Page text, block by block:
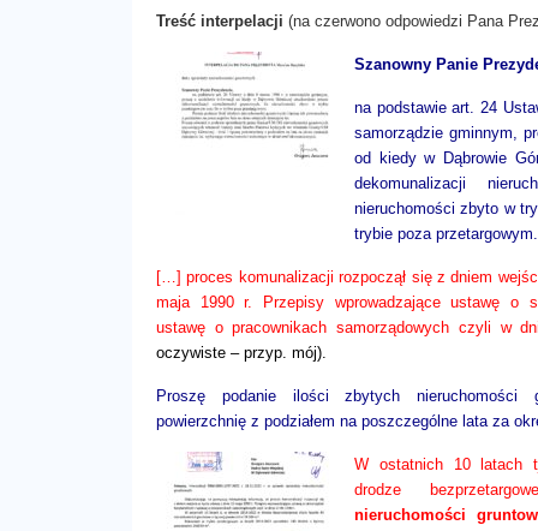
Treść interpelacji (na czerwono odpowiedzi Pana
Szanowny Panie
na podstawie art. 24
samorządzie gminnym,
od kiedy w Dąbrowie
dekomunalizacji
nieruchomości zbyto w
trybie poza przetargowym.
[…] proces komunalizacji rozpoczął się z dniem
maja 1990 r. Przepisy wprowadzające ustawę o
ustawę o pracownikach samorządowych czyli w
oczywiste – przyp. mój).
Proszę podanie ilości zbytych nieruchomości
powierzchnię z podziałem na poszczególne lata za
W ostatnich 10 latach
drodze
nieruchomości